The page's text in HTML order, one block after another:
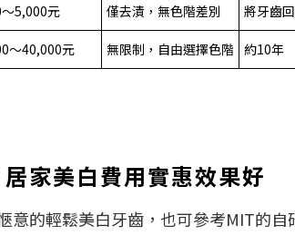
5,000元 僅去漬，無色階差別 將牙齒
～40,000元 無限制，自由選擇色階 約10年
家美白費用實惠效果好
意的輕鬆美白牙齒，也可參考MIT的